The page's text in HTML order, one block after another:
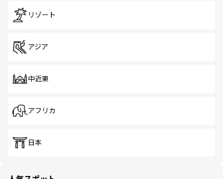
リゾート
アジア
中近東
アフリカ
日本